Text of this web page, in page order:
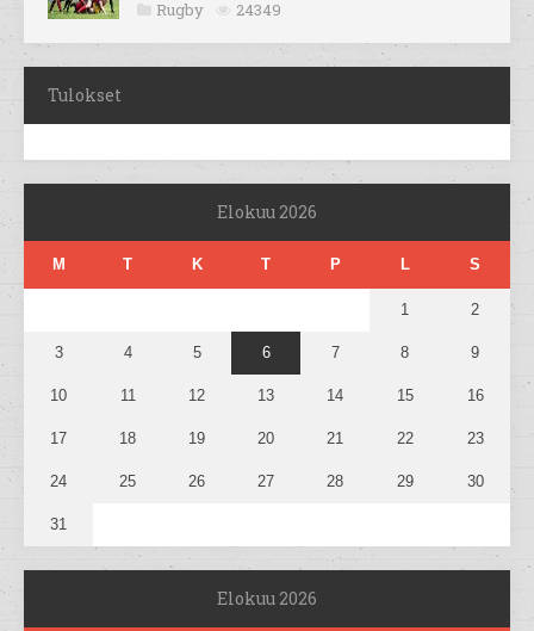
Rugby 24349
Tulokset
Elokuu 2026
M T K T P L S
1 2
3 4 5 6 7 8 9
10 11 12 13 14 15 16
17 18 19 20 21 22 23
24 25 26 27 28 29 30
31
Elokuu 2026